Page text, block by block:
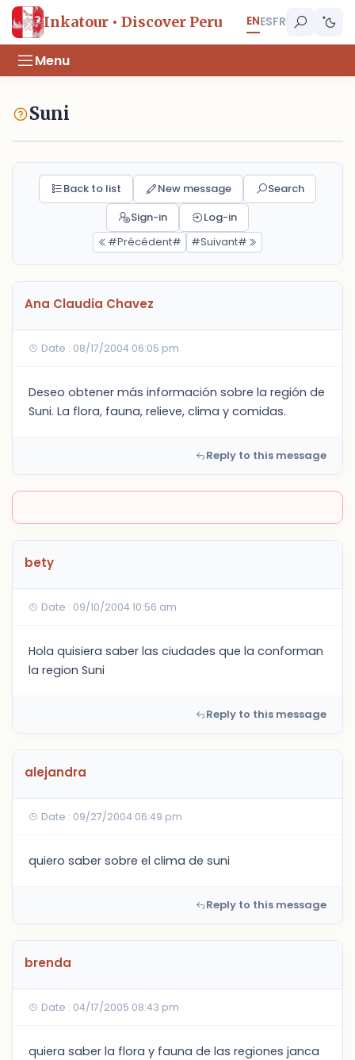
Inkatour • Discover Peru ENESFR
Menu
Suni
Back to list New message
Search
Sign-in
Log-in
#Précédent#
#Suivant#
Ana Claudia Chavez
Date : 08/17/2004 06:05 pm
Deseo obtener más información sobre la región de
Suni. La flora, fauna, relieve, clima y comidas.
Reply to this message
bety
Date : 09/10/2004 10:56 am
Hola quisiera saber las ciudades que la conforman
la region Suni
Reply to this message
alejandra
Date : 09/27/2004 06:49 pm
quiero saber sobre el clima de suni
Reply to this message
brenda
Date : 04/17/2005 08:43 pm
quiera saber la flora y fauna de las regiones janca